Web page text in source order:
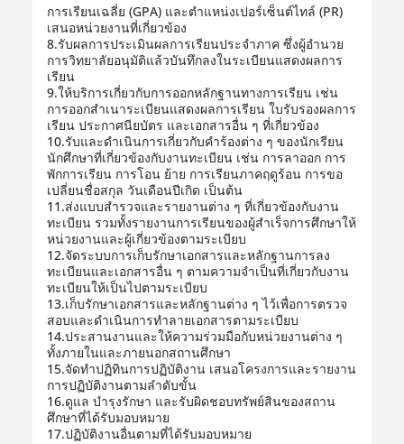
การเรียนเฉลี่ย (GPA) และตำแหน่งเปอร์เซ็นต์ไทล์ (PR)
เสนอหน่วยงานที่เกี่ยวข้อง
8.รับผลการประเมินผลการเรียนประจำภาค ซึ่งผู้อำนวย
การวิทยาลัยอนุมัติแล้วบันทึกลงในระเบียนแสดงผลการ
เรียน
9.ให้บริการเกี่ยวกับการออกหลักฐานทางการเรียน เช่น
การออกสำเนาระเบียนแสดงผลการเรียน ใบรับรองผลการ
เรียน ประกาศนียบัตร และเอกสารอื่น ๆ ที่เกี่ยวข้อง
10.รับและดำเนินการเกี่ยวกับคำร้องต่าง ๆ ของนักเรียน
นักศึกษาที่เกี่ยวข้องกับงานทะเบียน เช่น การลาออก การ
พักการเรียน การโอน ย้าย การเรียนภาคฤดูร้อน การขอ
เปลี่ยนชื่อสกุล วันเดือนปีเกิด เป็นต้น
11.ส่งแบบสำรวจและรายงานต่าง ๆ ที่เกี่ยวข้องกับงาน
ทะเบียน รวมทั้งรายงานการเรียนของผู้สำเร็จการศึกษาให้
หน่วยงานและผู้เกี่ยวข้องตามระเบียบ
12.จัดระบบการเก็บรักษาเอกสารและหลักฐานการลง
ทะเบียนและเอกสารอื่น ๆ ตามความจำเป็นที่เกี่ยวกับงาน
ทะเบียนให้เป็นไปตามระเบียบ
13.เก็บรักษาเอกสารและหลักฐานต่าง ๆ ไว้เพื่อการตรวจ
สอบและดำเนินการทำลายเอกสารตามระเบียบ
14.ประสานงานและให้ความร่วมมือกับหน่วยงานต่าง ๆ
ทั้งภายในและภายนอกสถานศึกษา
15.จัดทำปฏิทินการปฏิบัติงาน เสนอโครงการและรายงาน
การปฏิบัติงานตามลำดับขั้น
16.ดูแล บำรุงรักษา และรับผิดชอบทรัพย์สินของสถาน
ศึกษาที่ได้รับมอบหมาย
17.ปฏิบัติงานอื่นตามที่ได้รับมอบหมาย